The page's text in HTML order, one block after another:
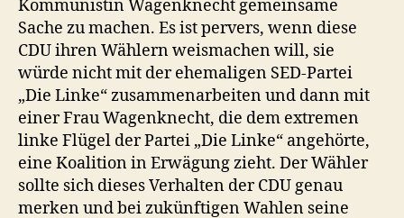
Kommunistin Wagenknecht gemeinsame
Sache zu machen. Es ist pervers, wenn diese
CDU ihren Wählern weismachen will, sie
würde nicht mit der ehemaligen SED-Partei
„Die Linke“ zusammenarbeiten und dann mit
einer Frau Wagenknecht, die dem extremen
linke Flügel der Partei „Die Linke“ angehörte,
eine Koalition in Erwägung zieht. Der Wähler
sollte sich dieses Verhalten der CDU genau
merken und bei zukünftigen Wahlen seine